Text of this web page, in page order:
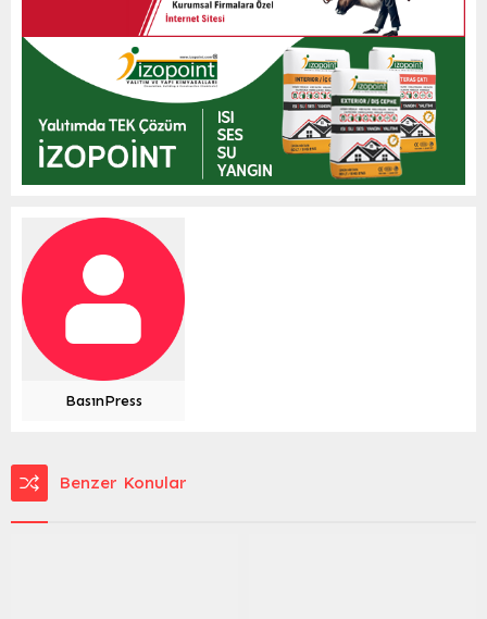
BasınPress
Benzer Konular